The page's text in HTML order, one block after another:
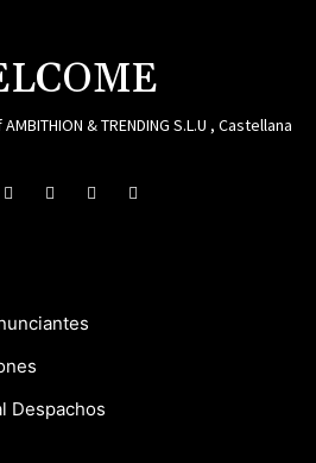
& TRENDING S.L.U , Castellana
Despachos